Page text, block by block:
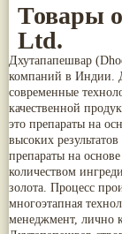
Товары
Ltd.
Дхутапапешвар
компаний в Индии.
современные
качественной
это препараты на
высоких
препараты на
количеством
золота. Процесс
многоэтапная
менеджмент, лично
Колакулатхади
Лакшади
Моринга (Шигру)
Патолади(4)
Пунарнава(4)
Розовая вода(4)
Тиктака(4)
Трикату(4)
Туласи(4)
Харидракхандам
Читракади(4)
Шанкха Бхасма(4)
Шатавари гулам
Neeri Aimil(3)
Бала(26)
Джатаманси
Чёрный кардамон
(23)
Кокосовое масло
Сассапариль
Брингарадж
Клещевина
Шафран (21)
Шиладжит